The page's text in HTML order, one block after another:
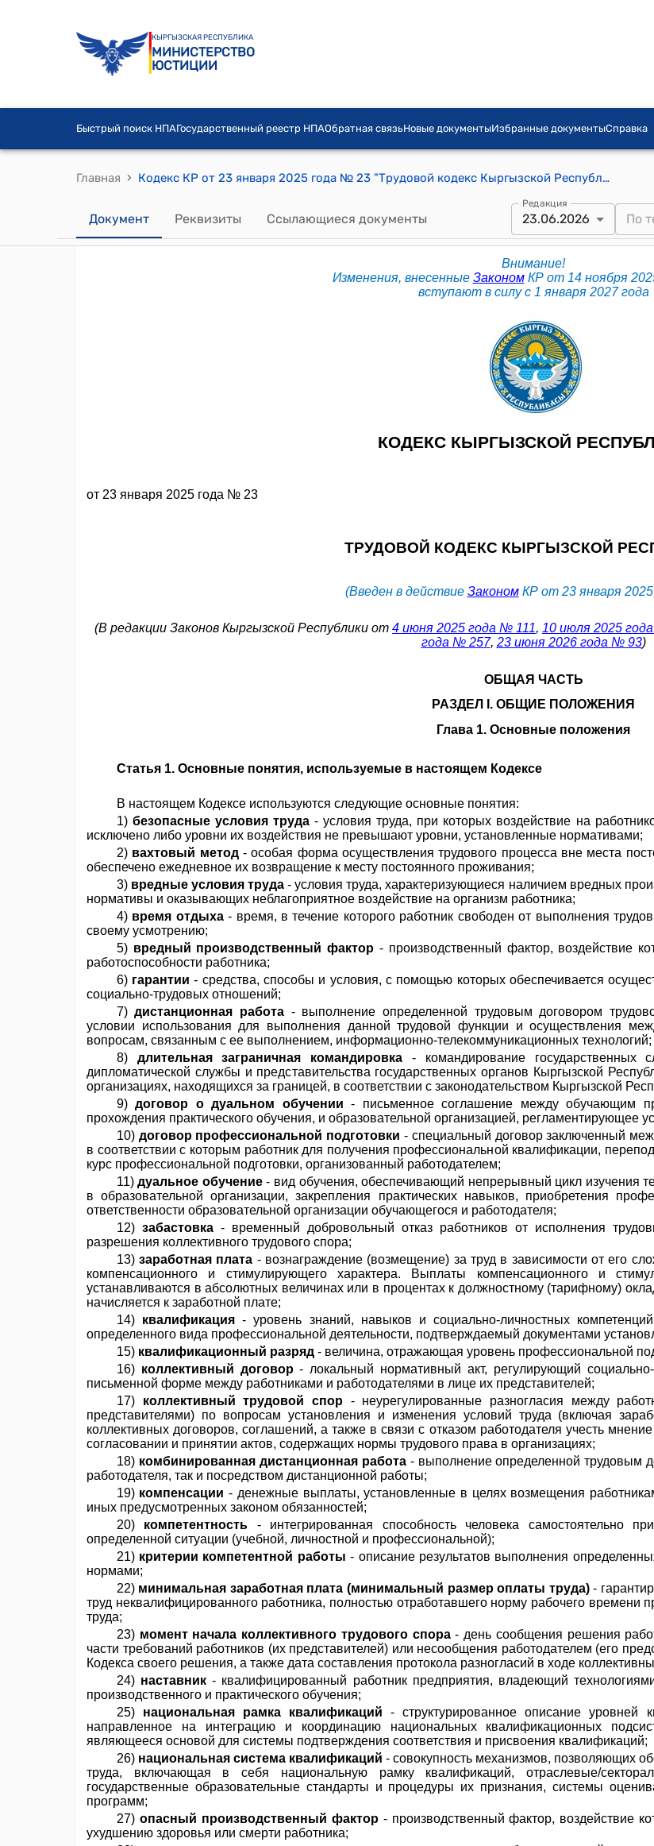
КЫРГЫЗСКАЯ РЕСПУБЛИКА
МИНИСТЕРСТВО
ЮСТИЦИИ
Быстрый поиск НПАГосударственный реестр НПАОбратная связьНовые документыИзбранные документыСправка
Главная › Кодекс КР от 23 января 2025 года № 23 "Трудовой кодекс Кыргызской Республики"
Документ Реквизиты Ссылающиеся документы
Редакция
23.06.2026